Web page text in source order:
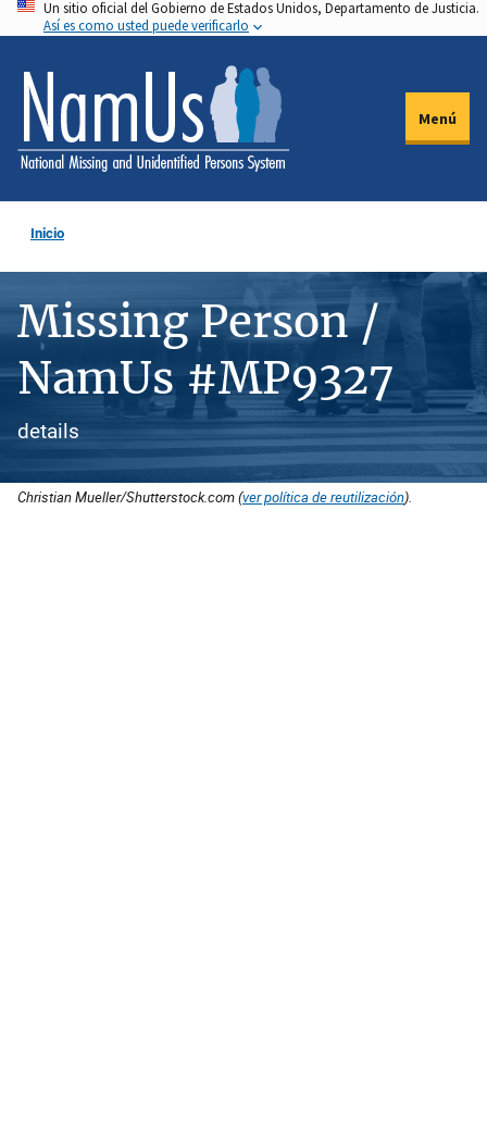
Pasar
al
contenido
principal
Un sitio oficial del Gobierno de Estados Unidos, Departamento de Justicia.
Así es como usted puede verificarlo
Menú
Inicio
Missing Person /
NamUs #MP9327
details
Christian Mueller/Shutterstock.com (ver política de reutilización).